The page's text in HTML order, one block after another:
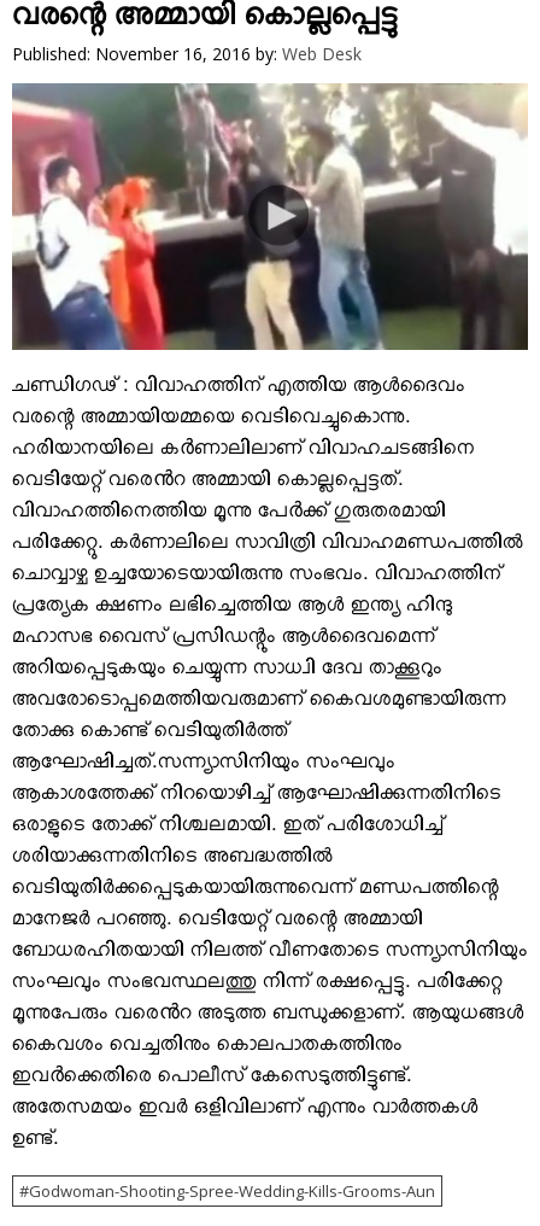
VIDEOS
YOUR SAY
COOKERY
KARSHAKAN
TOURS & TRAVEL
GREETINGS
CLASSIFIEDS
OBITUARY
വരന്റെ അമ്മായി കൊല്ലപ്പെട്ടു
Published: November 16, 2016 by: Web Desk
ചണ്ഡിഗഢ് : വിവാഹത്തിന് എത്തിയ ആള്‍ദൈവം
വരന്റെ അമ്മായിയമ്മയെ വെടിവെച്ചുകൊന്നു.
ഹരിയാനയിലെ കർണാലിലാണ് വിവാഹചടങ്ങിനെ
വെടിയേറ്റ് വരെൻറ അമ്മായി കൊല്ലപ്പെട്ടത്.
വിവാഹത്തിനെത്തിയ മൂന്നു പേർക്ക് ഗുരുതരമായി
പരിക്കേറ്റു. കര്‍ണാലിലെ സാവിത്രി വിവാഹമണ്ഡപത്തില്‍
ചൊവ്വാഴ്ച ഉച്ചയോടെയായിരുന്നു സംഭവം. വിവാഹത്തിന്
പ്രത്യേക ക്ഷണം ലഭിച്ചെത്തിയ ആള്‍ ഇന്ത്യ ഹിന്ദു
മഹാസഭ വൈസ് പ്രസിഡന്റും ആള്‍ദൈവമെന്ന്
അറിയപ്പെടുകയും ചെയ്യുന്ന സാധ്വി ദേവ താക്കൂറും
അവരോടൊപ്പമെത്തിയവരുമാണ് കൈവശമുണ്ടായിരുന്ന
തോക്കു കൊണ്ട് വെടിയുതിര്‍ത്ത്
ആഘോഷിച്ചത്.സന്ന്യാസിനിയും സംഘവും
ആകാശത്തേക്ക് നിറയൊഴിച്ച് ആഘോഷിക്കുന്നതിനിടെ
ഒരാളുടെ തോക്ക് നിശ്ചലമായി. ഇത് പരിശോധിച്ച്
ശരിയാക്കുന്നതിനിടെ അബദ്ധത്തില്‍
വെടിയുതിര്‍ക്കപ്പെടുകയായിരുന്നുവെന്ന് മണ്ഡപത്തിന്റെ
മാനേജര്‍ പറഞ്ഞു. വെടിയേറ്റ് വരന്റെ അമ്മായി
ബോധരഹിതയായി നിലത്ത് വീണതോടെ സന്ന്യാസിനിയും
സംഘവും സംഭവസ്ഥലത്തു നിന്ന് രക്ഷപ്പെട്ടു. പരിക്കേറ്റ
മൂന്നുപേരും വരെൻറ അടുത്ത ബന്ധുക്കളാണ്. ആയുധങ്ങള്‍
കൈവശം വെച്ചതിനും കൊലപാതകത്തിനും
ഇവർക്കെതിരെ പൊലീസ് കേസെടുത്തിട്ടുണ്ട്.
അതേസമയം ഇവര്‍ ഒളിവിലാണ് എന്നും വാര്‍ത്തകള്‍
ഉണ്ട്.
Godwoman-Shooting-Spree-Wedding-Kills-Grooms-Aun